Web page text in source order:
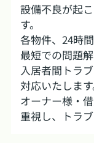
設備不良が起
す。
各物件、24時
最短での問題解
入居者間トラ
対応いたします
オーナー様・
重視し、トラ